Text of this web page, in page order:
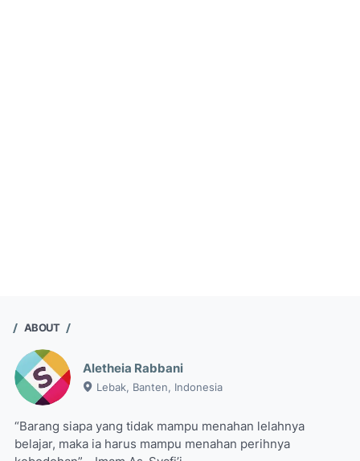
ABOUT
Aletheia Rabbani
Lebak, Banten, Indonesia
“Barang siapa yang tidak mampu menahan lelahnya
belajar, maka ia harus mampu menahan perihnya